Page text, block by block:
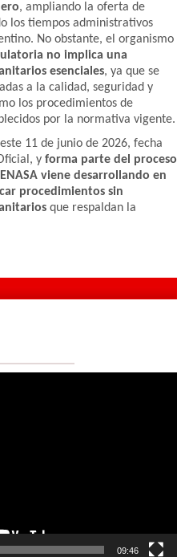
, ampliando la oferta de
los tiempos administrativos
No obstante, el organismo
no implica una
esenciales, ya que se
a la calidad, seguridad y
los procedimientos de
por la normativa vigente.
11 de junio de 2026, fecha
y forma parte del proceso
viene desarrollando en
procedimientos sin
que respaldan la
09:46